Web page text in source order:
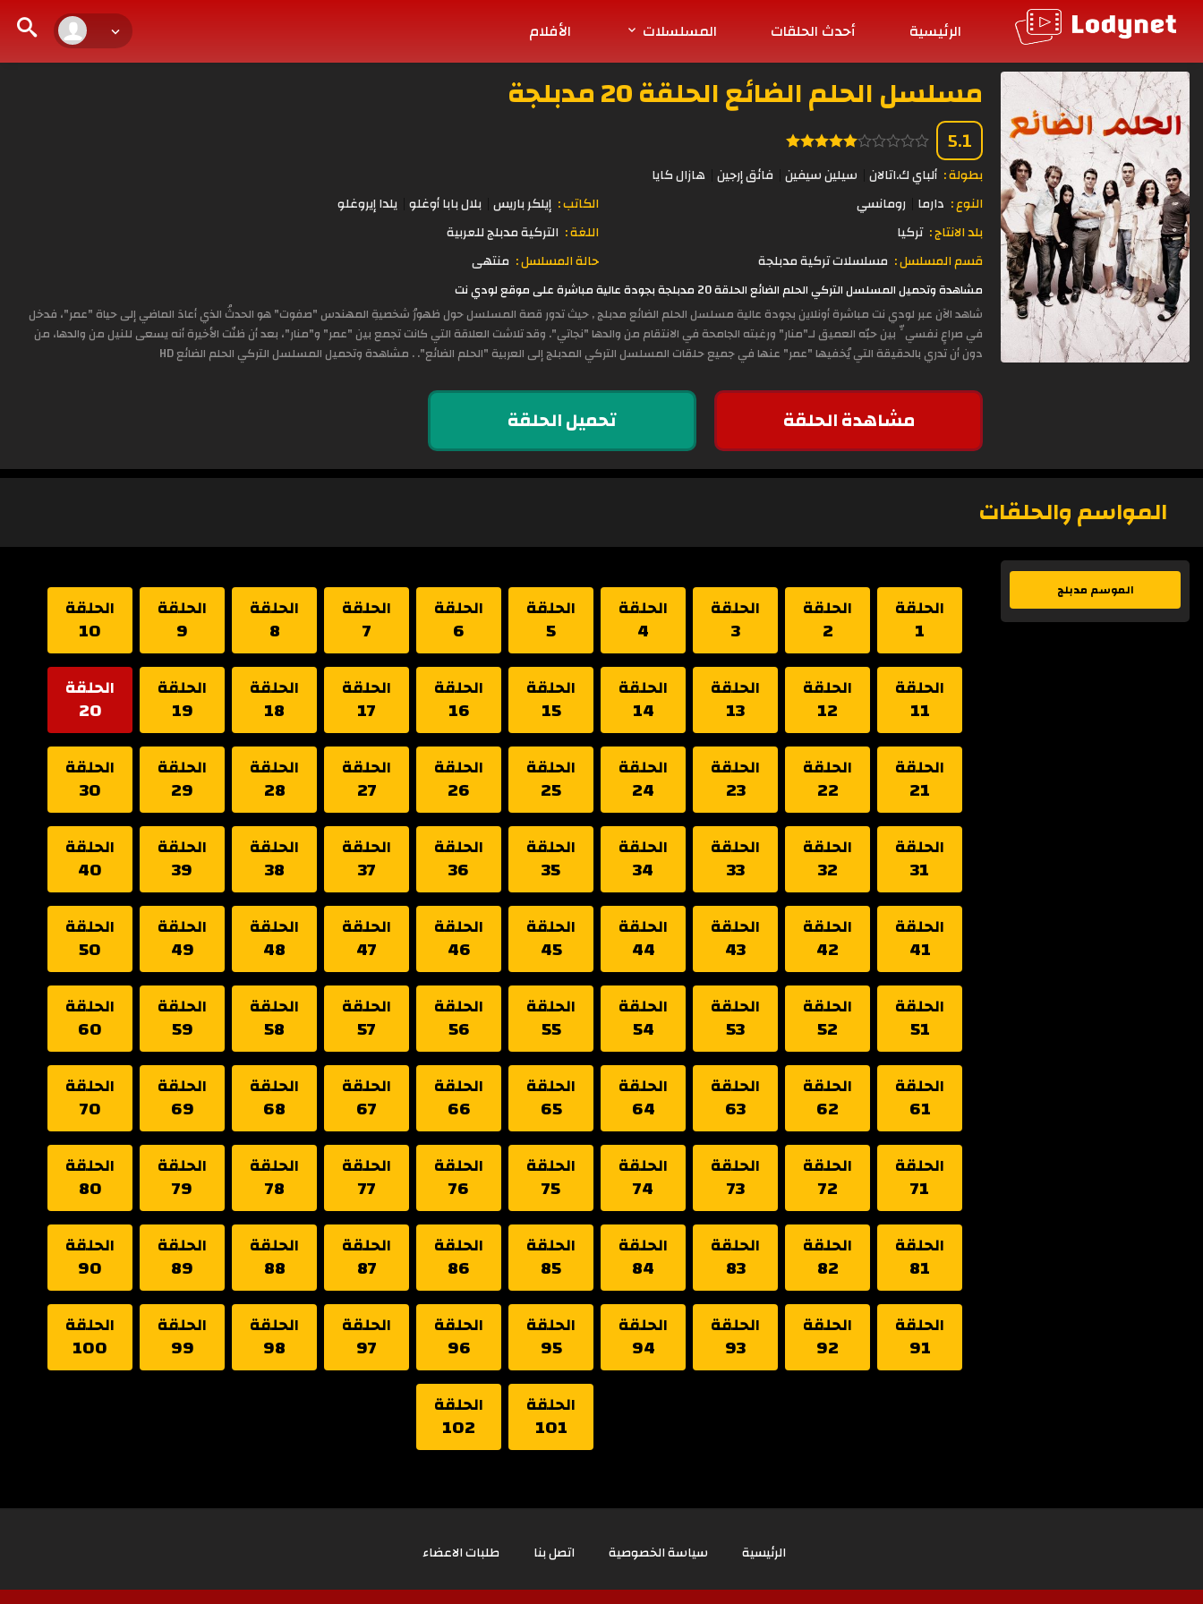
الرئيسية أحدث الحلقات المسلسلات الأفلام
مسلسل الحلم الضائع الحلقة 20 مدبلجة
5.1
بطولة : ألباي ك.اتالان سيلين سيفين فائق إرجين هازال كايا
النوع : دارما رومانسي الكاتب : إيلكر باريس بلال بابا أوغلو يلدا إيروغلو
بلد الانتاج : تركيا اللغة : التركية مدبلج للعربية
قسم المسلسل : مسلسلات تركية مدبلجة حالة المسلسل : منتهى
مشاهدة وتحميل المسلسل التركي الحلم الضائع الحلقة 20 مدبلجة بجودة عالية مباشرة على موقع لودي نت
شاهد الآن عبر لودي نت مباشرة أونلاين بجودة عالية مسلسل الحلم الضائع مدبلج , حيث تدور قصة المسلسل حول ظهورُ شخصيةِ المهندس "صفوت" هو الحدثُ الذي أعادَ الماضي إلى حياة "عمر"، فدخل
في صراعٍ نفسيٍّ بين حبّه العميق لـ"منار" ورغبته الجامحة في الانتقام من والدها "نجاتي". وقد تلاشت العلاقة التي كانت تجمع بين "عمر" و"منار"، بعد أن ظنّت الأخيرة أنه يسعى للنيل من والدها، من
دون أن تدري بالحقيقة التي يُخفيها "عمر" عنها في جميع حلقات المسلسل التركي المدبلج إلى العربية "الحلم الضائع". . مشاهدة وتحميل المسلسل التركي الحلم الضائع HD
مشاهدة الحلقة تحميل الحلقة
المواسم والحلقات
الموسم مدبلج
الحلقة
1
الحلقة
2
الحلقة
3
الحلقة
4
الحلقة
5
الحلقة
6
الحلقة
7
الحلقة
8
الحلقة
9
الحلقة
10
الحلقة
11
الحلقة
12
الحلقة
13
الحلقة
14
الحلقة
15
الحلقة
16
الحلقة
17
الحلقة
18
الحلقة
19
الحلقة
20
الحلقة
21
الحلقة
22
الحلقة
23
الحلقة
24
الحلقة
25
الحلقة
26
الحلقة
27
الحلقة
28
الحلقة
29
الحلقة
30
الحلقة
31
الحلقة
32
الحلقة
33
الحلقة
34
الحلقة
35
الحلقة
36
الحلقة
37
الحلقة
38
الحلقة
39
الحلقة
40
الحلقة
41
الحلقة
42
الحلقة
43
الحلقة
44
الحلقة
45
الحلقة
46
الحلقة
47
الحلقة
48
الحلقة
49
الحلقة
50
الحلقة
51
الحلقة
52
الحلقة
53
الحلقة
54
الحلقة
55
الحلقة
56
الحلقة
57
الحلقة
58
الحلقة
59
الحلقة
60
الحلقة
61
الحلقة
62
الحلقة
63
الحلقة
64
الحلقة
65
الحلقة
66
الحلقة
67
الحلقة
68
الحلقة
69
الحلقة
70
الحلقة
71
الحلقة
72
الحلقة
73
الحلقة
74
الحلقة
75
الحلقة
76
الحلقة
77
الحلقة
78
الحلقة
79
الحلقة
80
الحلقة
81
الحلقة
82
الحلقة
83
الحلقة
84
الحلقة
85
الحلقة
86
الحلقة
87
الحلقة
88
الحلقة
89
الحلقة
90
الحلقة
91
الحلقة
92
الحلقة
93
الحلقة
94
الحلقة
95
الحلقة
96
الحلقة
97
الحلقة
98
الحلقة
99
الحلقة
100
الحلقة
101
الحلقة
102
الرئيسية سياسة الخصوصية اتصل بنا طلبات الاعضاء